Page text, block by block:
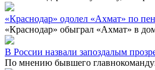
«Краснодар» одолел «Ахмат» по
«Краснодар» обыграл «Ахмат» в
В России назвали запоздалым
По мнению бывшего